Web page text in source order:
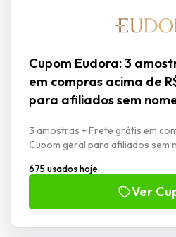
Cupom Eudora: 3
em compras acima de
para afiliados sem
3 amostras + Frete grátis em
Cupom geral para afiliados sem
675 usados hoje
Ver